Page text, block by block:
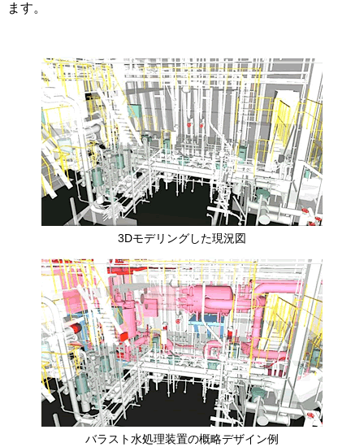
ます。
3Dモデリングした現況図
バラスト水処理装置の概略デザイン例